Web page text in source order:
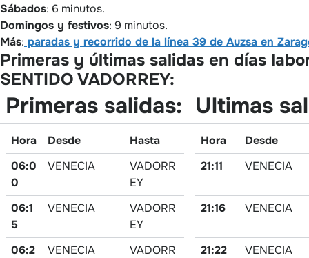
Sábados: 6 minutos.
Domingos y festivos: 9 minutos.
Más: paradas y recorrido de la línea 39 de Auzsa en
Primeras y últimas salidas en días
SENTIDO VADORREY:
Primeras salidas: Ultimas
Hora Desde
Hasta
06:0
0
VENECIA
VADORR
EY
06:1
5
VENECIA
VADORR
EY
06:2
VENECIA
VADORR
Hora
Desde
21:11
VENECIA
21:16 VENECIA
21:22 VENECIA